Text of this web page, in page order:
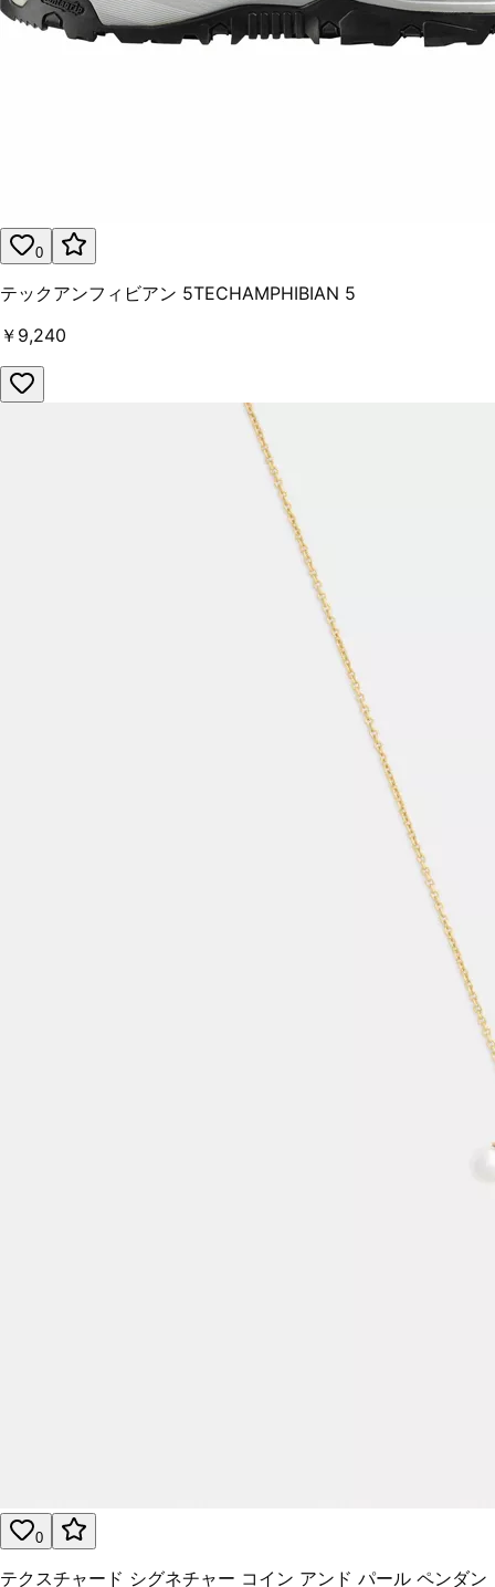
0
テックアンフィビアン 5TECHAMPHIBIAN 5
￥9,240
0
テクスチャード シグネチャー コイン アンド パール ペンダン